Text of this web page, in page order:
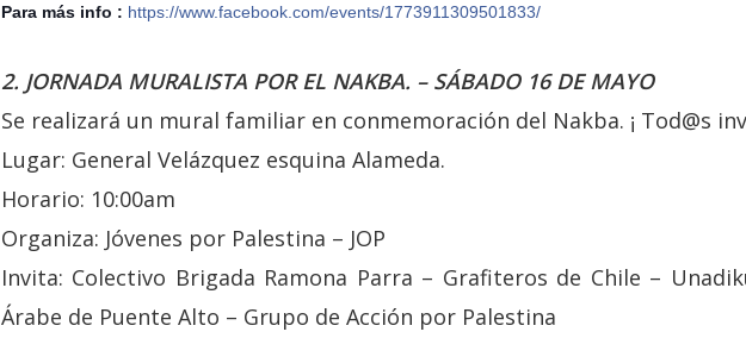
Para más info : https://www.facebook.com/events/1773911309501833/
2. JORNADA MURALISTA POR EL NAKBA. – SÁBADO 16 DE MAYO
Se realizará un mural familiar en conmemoración del Nakba. ¡ Tod@s
Lugar: General Velázquez esquina Alameda.
Horario: 10:00am
Organiza: Jóvenes por Palestina – JOP
Invita: Colectivo Brigada Ramona Parra – Grafiteros de Chile –
Árabe de Puente Alto – Grupo de Acción por Palestina